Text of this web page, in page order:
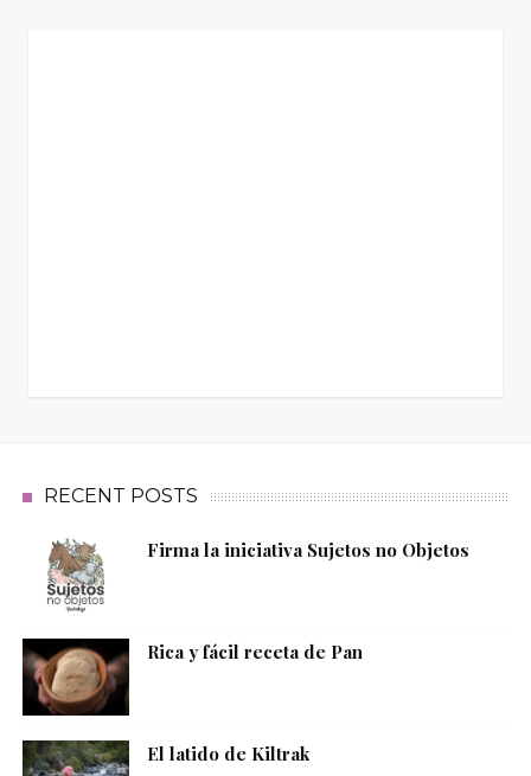
RECENT POSTS
Firma la iniciativa Sujetos no Objetos
Rica y fácil receta de Pan
El latido de Kiltrak